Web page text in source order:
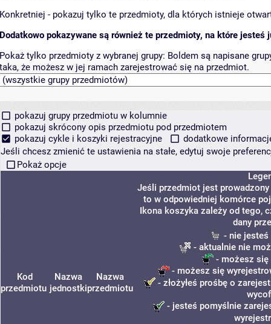
Konkretniej - pokazuj tylko te przedmioty, dla których istnieje
Dodatkowo pokazywane są również te przedmioty, na które jesteś
Pokaż tylko przedmioty z wybranej grupy: Boldem są napisane
taka, że możesz w jej ramach zarejestrować się na przedmiot.
pokazuj grupy przedmiotu w kolumnie
pokazuj skrócony opis przedmiotu pod przedmiotem
pokazuj cykle i koszyki rejestracyjne
dodatkowe
Jeśli chcesz zmienić te ustawienia na stałe, edytuj swoje
Pokaż opcje
Kod
przedmiotu
Nazwa
jednostki
Nazwa
przedmiotu
Jeśli przedmiot jest
to w odpowiedniej komórce
Ikona koszyka zależy od tego,
dany
- nie
- aktualnie nie
- możesz się
- możesz się
- złożyłeś prośbę o
- jesteś pomyślnie